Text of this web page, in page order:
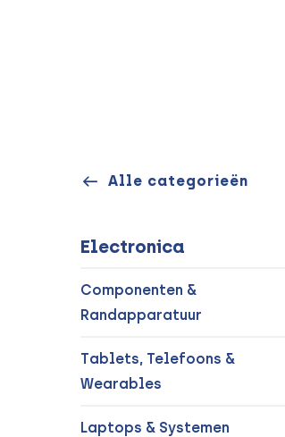
Alle categorieën
Electronica
Componenten &
Randapparatuur
Tablets, Telefoons &
Wearables
Laptops & Systemen